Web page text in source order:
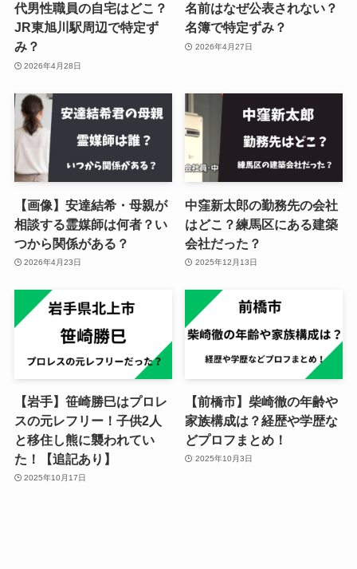
代男性職員の自宅はどこ？
JR東旭川駅周辺で特定ず
み？
2026年4月28日
名前はなぜ公表されない？
名簿で特定ずみ？
2026年4月27日
【画像】安達結希・母親が
相談する霊媒師は何者？い
つから関係がある？
2026年4月23日
中窪新太郎の勤務先の会社
はどこ？練馬区にある建築
会社だった？
2025年12月13日
【岩手】笹崎勝巳はプロレ
スの元レフリー！子供2人
と移住し熊に襲われてい
た！【追記あり】
2025年10月17日
【前橋市】柴崎徹の年齢や
家族構成は？経歴や学歴な
どプロフまとめ！
2025年10月3日